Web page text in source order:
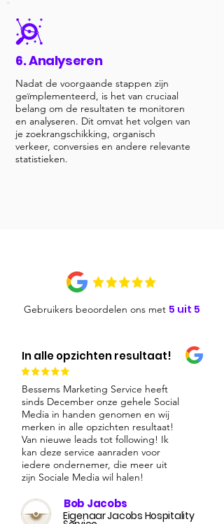
6. Analyseren
Nadat de voorgaande stappen zijn
geïmplementeerd, is het van cruciaal
belang om de resultaten te monitoren
en analyseren. Dit omvat het volgen van
je zoekrangschikking, organisch
verkeer, conversies en andere relevante
statistieken.
Gebruikers beoordelen ons met 5 uit 5
In alle opzichten resultaat!
Bessems Marketing Service heeft
sinds December onze gehele Social
Media in handen genomen en wij
merken in alle opzichten resultaat!
Van nieuwe leads tot following! Ik
kan deze service aanraden voor
iedere ondernemer, die meer uit
zijn Sociale Media wil halen!
Bob Jacobs
Eigenaar Jacobs Hospitality